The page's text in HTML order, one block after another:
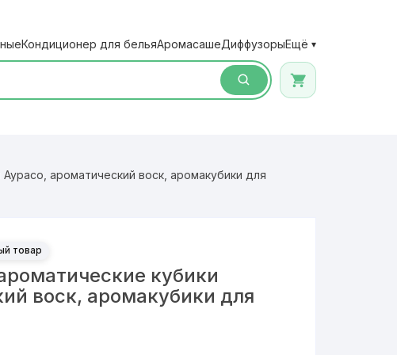
Кондиционер для бельяАромасашеДиффузорыЕщё ▾
ароматический воск, аромакубики для
товар
кубики
воск, аромакубики для